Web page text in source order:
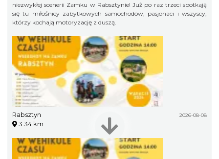
niezwykłej scenerii Zamku w Rabsztynie! Już po raz trzeci spotkają
się tu miłośnicy zabytkowych samochodów, pasjonaci i wszyscy,
którzy kochają motoryzację z duszą.
Rabsztyn 2026-08-08
3.34 km